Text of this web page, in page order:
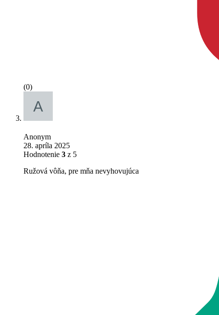
(0)
Anonym
28. apríla 2025
Hodnotenie 3 z 5
Ružová vôňa, pre mňa nevyhovujúca